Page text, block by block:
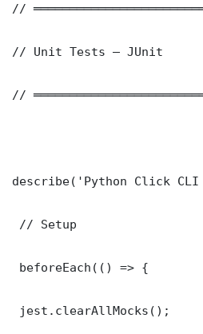
//
// Unit Tests — JUnit
//
describe('Python Click
// Setup
beforeEach(() => {
jest.clearAllMocks();